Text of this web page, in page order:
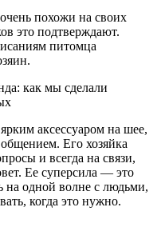
похожи на своих
это подтверждают.
питомца
аксессуаром на шее,
Его хозяйка
и всегда на связи,
Ее суперсила — это
на одной волне с людьми,
когда это нужно.